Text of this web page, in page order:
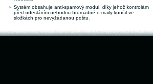
Systém obsahuje anti-spamový modul, díky jehož kontrolám
před odesláním nebudou hromadné e-maily končit ve
složkách pro nevyžádanou poštu.